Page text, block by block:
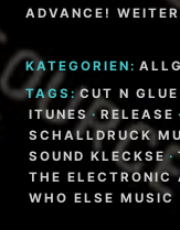
ADVANCE!
KATEGORIEN:
TAGS: CUT N GLUE
ITUNES · RELEASE ·
SCHALLDRUCK
SOUND KLECKSE ·
THE ELECTRONIC
WHO ELSE MUSIC